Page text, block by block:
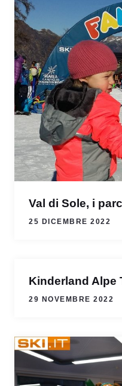
Val di Sole, i
25 DICEMBRE 2022
Kinderland Alpe
29 NOVEMBRE 2022